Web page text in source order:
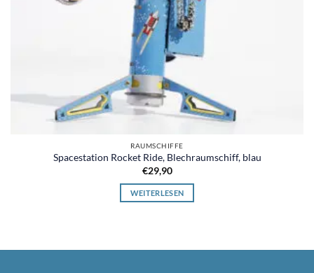
RAUMSCHIFFE
Spacestation Rocket Ride, Blechraumschiff, blau
€29,90
WEITERLESEN